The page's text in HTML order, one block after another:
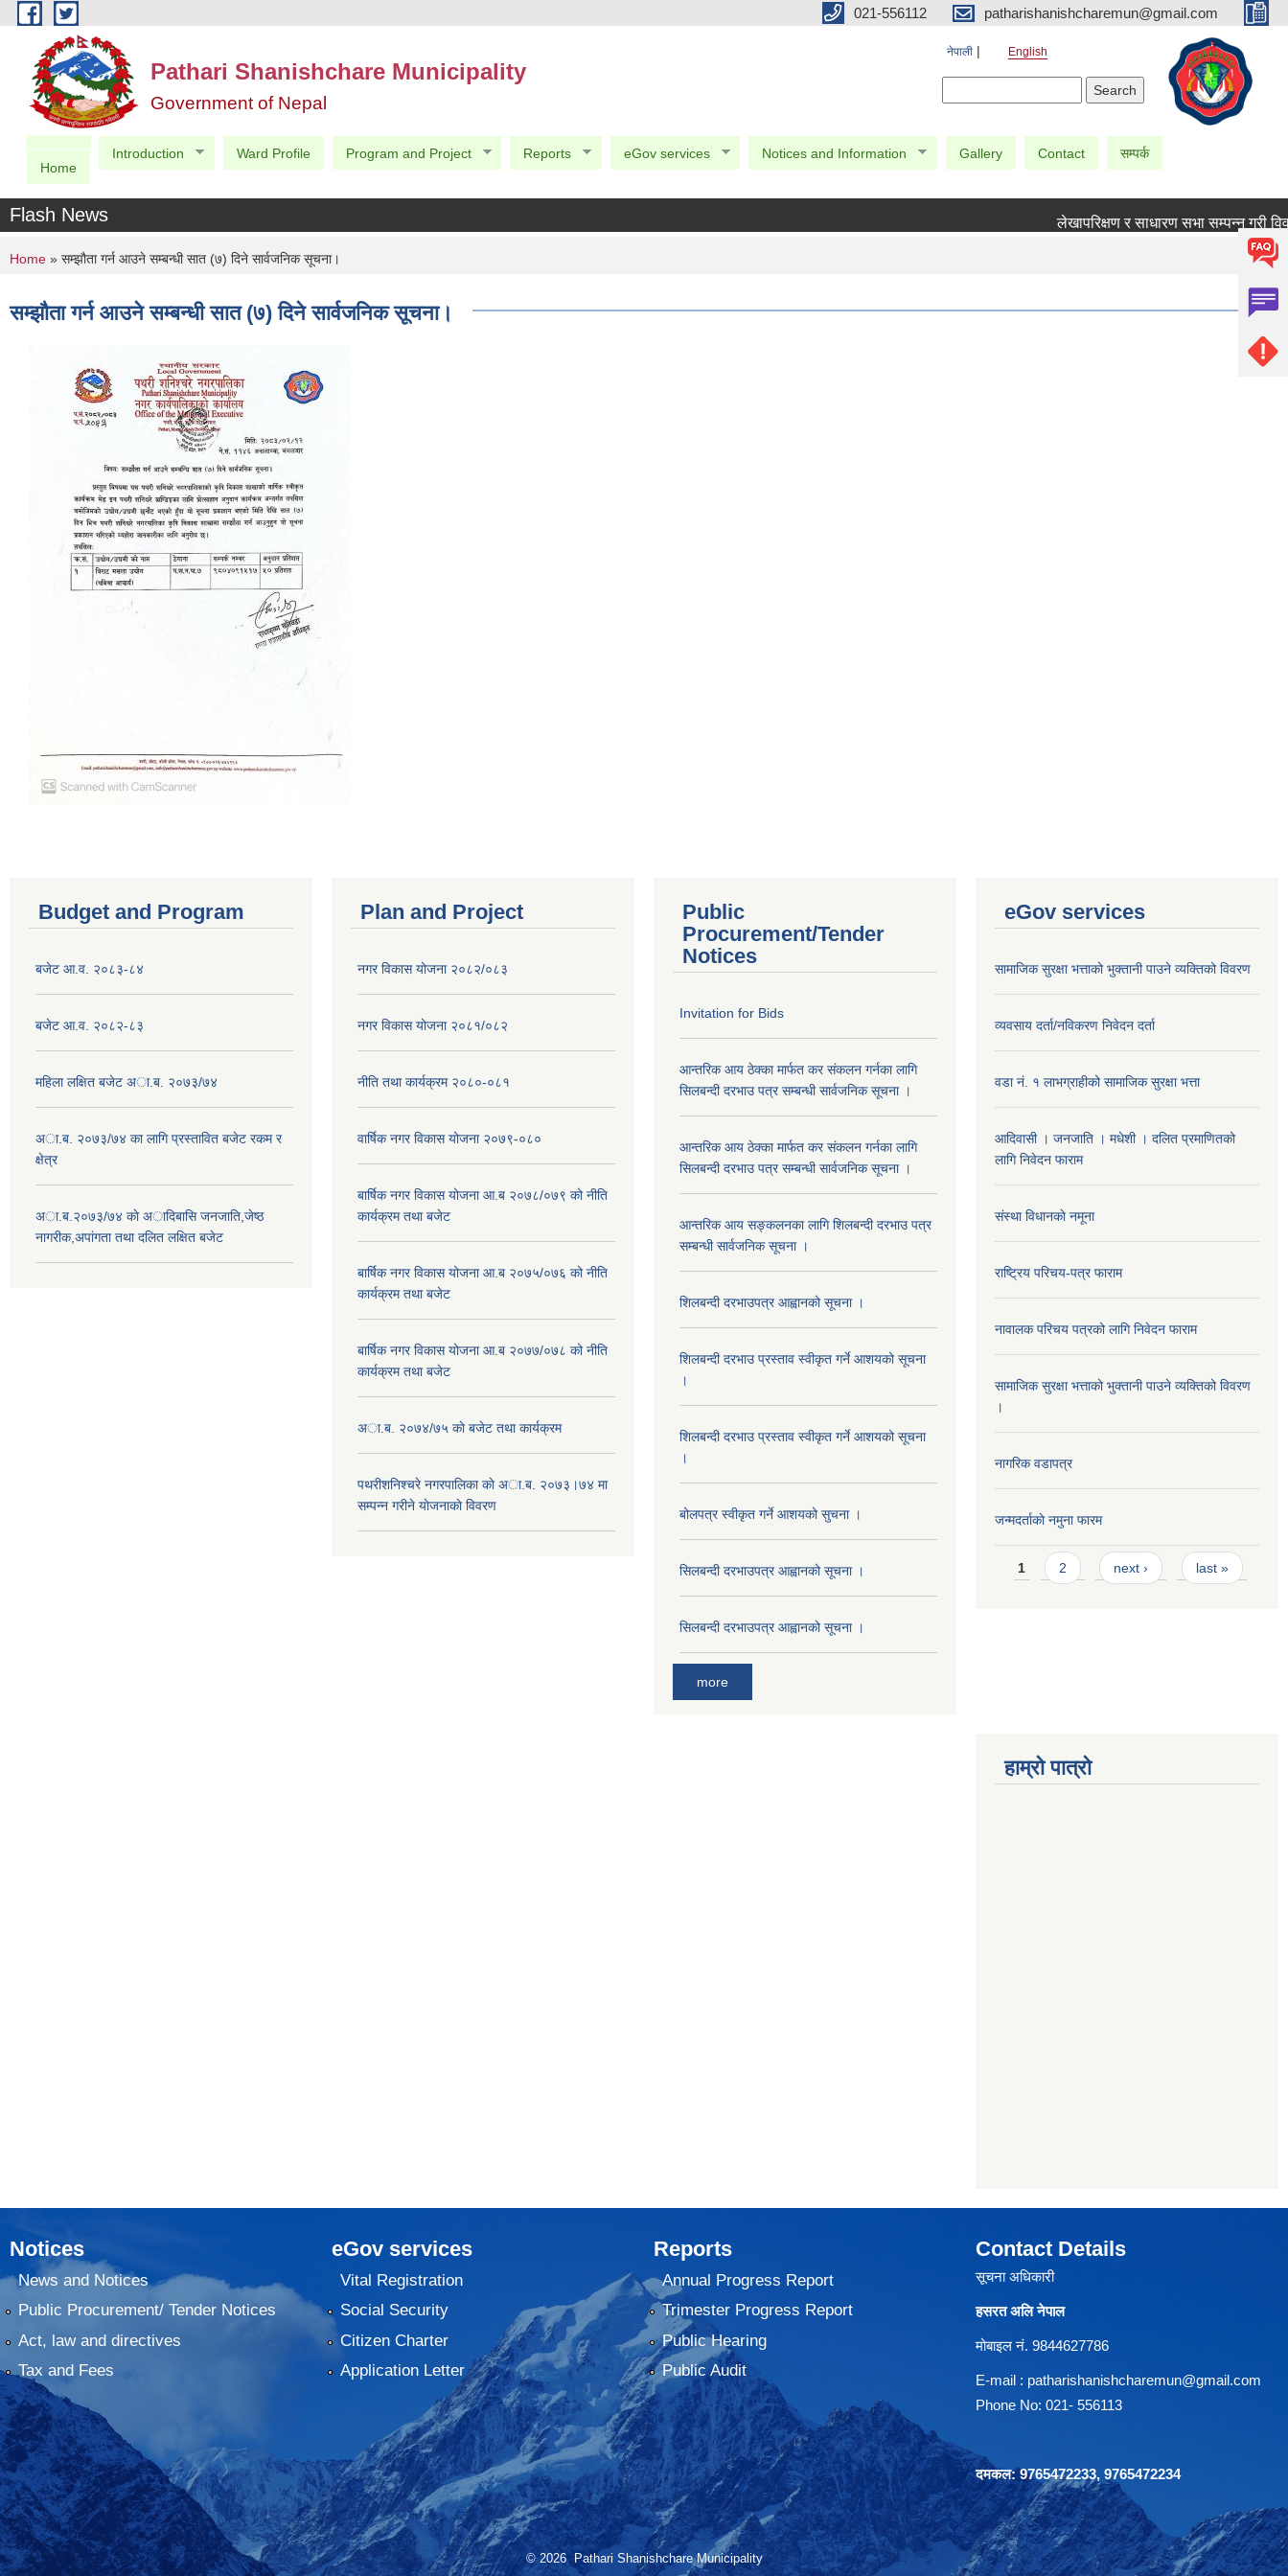
Skip to main content 021-556112 patharishanishcharemun@gmail.com
Pathari Shanishchare Municipality
Government of Nepal
नेपाली English
Home
Introduction Ward Profile Program and Project Reports eGov services Notices and Information Gallery Contact सम्पर्क
Flash News लेखापरिक्षण र साधारण सभा सम्पन्न गरी विवरण
You are here
Home » सम्झौता गर्न आउने सम्बन्धी सात (७) दिने सार्वजनिक सूचना।
सम्झौता गर्न आउने सम्बन्धी सात (७) दिने सार्वजनिक सूचना।
Budget and Program
बजेट आ.व. २०८३-८४
बजेट आ.व. २०८२-८३
महिला लक्षित बजेट अा.ब. २०७३/७४
अा.ब. २०७३/७४ का लागि प्रस्तावित बजेट रकम र
क्षेत्र
अा.ब.२०७३/७४ काे अादिबासि जनजाति,जेष्ठ
नागरीक,अपांगता तथा दलित लक्षित बजेट
Plan and Project
नगर विकास योजना २०८२/०८३
नगर विकास योजना २०८१/०८२
नीति तथा कार्यक्रम २०८०-०८१
वार्षिक नगर विकास योजना २०७९-०८०
बार्षिक नगर विकास योजना आ.ब २०७८/०७९ को नीति
कार्यक्रम तथा बजेट
बार्षिक नगर विकास योजना आ.ब २०७५/०७६ को नीति
कार्यक्रम तथा बजेट
बार्षिक नगर विकास योजना आ.ब २०७७/०७८ को नीति
कार्यक्रम तथा बजेट
अा.ब. २०७४/७५ काे बजेट तथा कार्यक्रम
पथरीशनिश्चरे नगरपालिका काे अा.ब. २०७३।७४ मा
सम्पन्न गरीने याेजनाकाे विवरण
Public
Procurement/Tender
Notices
Invitation for Bids
आन्तरिक आय ठेक्का मार्फत कर संकलन गर्नका लागि
सिलबन्दी दरभाउ पत्र सम्बन्धी सार्वजनिक सूचना ।
आन्तरिक आय ठेक्का मार्फत कर संकलन गर्नका लागि
सिलबन्दी दरभाउ पत्र सम्बन्धी सार्वजनिक सूचना ।
आन्तरिक आय सङ्कलनका लागि शिलबन्दी दरभाउ पत्र
सम्बन्धी सार्वजनिक सूचना ।
शिलबन्दी दरभाउपत्र आह्वानको सूचना ।
शिलबन्दी दरभाउ प्रस्ताव स्वीकृत गर्ने आशयको सूचना
।
शिलबन्दी दरभाउ प्रस्ताव स्वीकृत गर्ने आशयको सूचना
।
बोलपत्र स्वीकृत गर्ने आशयको सुचना ।
सिलबन्दी दरभाउपत्र आह्वानको सूचना ।
सिलबन्दी दरभाउपत्र आह्वानको सूचना ।
more
eGov services
सामाजिक सुरक्षा भत्ताको भुक्तानी पाउने व्यक्तिको विवरण
व्यवसाय दर्ता/नविकरण निवेदन दर्ता
वडा नं. १ लाभग्राहीको सामाजिक सुरक्षा भत्ता
आदिवासी । जनजाति । मधेशी । दलित प्रमाणितको
लागि निवेदन फाराम
संस्था विधानकाे नमूना
राष्ट्रिय परिचय-पत्र फाराम
नावालक परिचय पत्रको लागि निवेदन फाराम
सामाजिक सुरक्षा भत्ताको भुक्तानी पाउने व्यक्तिको विवरण
।
नागरिक वडापत्र
जन्मदर्ताकाे नमुना फारम
Pages
1 2 next › last »
हाम्रो पात्रो
Notices
News and Notices
Public Procurement/ Tender Notices
Act, law and directives
Tax and Fees
eGov services
Vital Registration
Social Security
Citizen Charter
Application Letter
Reports
Annual Progress Report
Trimester Progress Report
Public Hearing
Public Audit
Contact Details
सूचना अधिकारी
हसरत अलि नेपाल
मोबाइल नं. 9844627786
E-mail : patharishanishcharemun@gmail.com
Phone No: 021- 556113
दमकल: 9765472233, 9765472234
© 2026 Pathari Shanishchare Municipality